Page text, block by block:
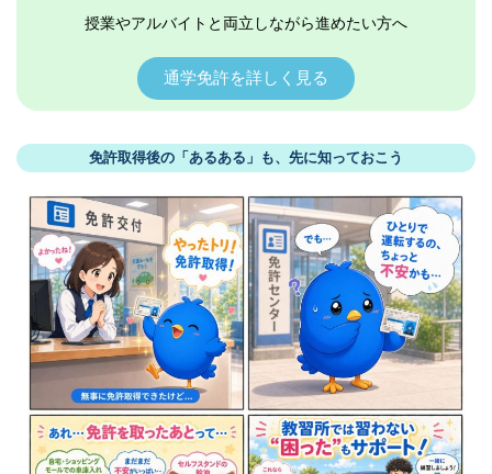
授業やアルバイトと両立しながら進めたい方へ
通学免許を詳しく見る
免許取得後の「あるある」も、先に知っておこう